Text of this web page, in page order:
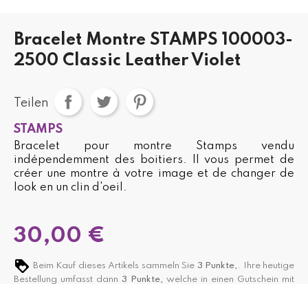
Bracelet Montre STAMPS 100003-
2500 Classic Leather Violet
Teilen
STAMPS
Bracelet pour montre Stamps vendu
indépendemment des boitiers. Il vous permet de
créer une montre à votre image et de changer de
look en un clin d'oeil.
30,00 €
Beim Kauf dieses Artikels sammeln Sie 3 Punkte, . Ihre heutige
Bestellung umfasst dann 3 Punkte, welche in einen Gutschein mit